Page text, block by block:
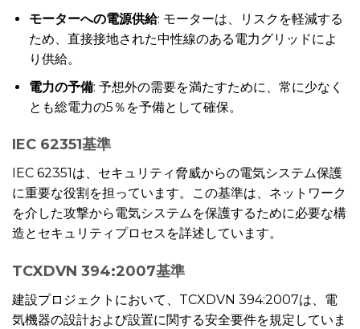
モーターへの電源供給: モーターは、リスクを軽減する
ため、直接接地された中性線のある電力グリッドによ
り供給。
電力の予備: 予想外の需要を満たすために、常に少なく
とも総電力の5％を予備として確保。
IEC 62351基準
IEC 62351は、セキュリティ脅威からの電気システム保護
に重要な役割を担っています。この基準は、ネットワーク
を介した攻撃から電気システムを保護するために必要な構
造とセキュリティプロセスを詳述しています。
TCXDVN 394:2007基準
建設プロジェクトにおいて、TCXDVN 394:2007は、電
気機器の設計および設置に関する安全要件を規定していま